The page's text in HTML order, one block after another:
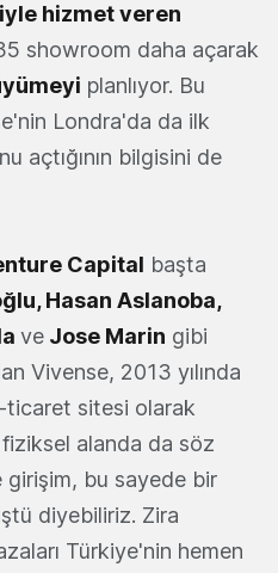
hizmet veren
showroom daha açarak
planlıyor. Bu
Londra'da da ilk
açtığının bilgisini de
Capital başta
Hasan Aslanoba,
ve Jose Marin gibi
Vivense, 2013 yılında
ticaret sitesi olarak
alanda da söz
girişim, bu sayede bir
diyebiliriz. Zira
Türkiye'nin hemen